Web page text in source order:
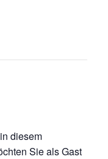
diesem
Sie als Gast